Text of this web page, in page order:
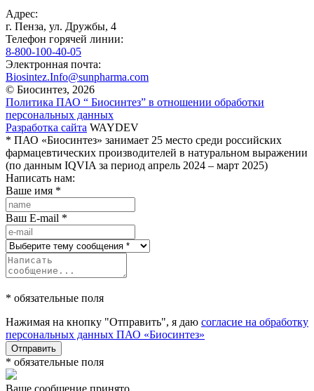
Адрес:
г. Пенза, ул. Дружбы, 4
Телефон горячей линии:
8-800-100-40-05
Электронная почта:
Biosintez.Info@sunpharma.com
© Биосинтез, 2026
Политика ПАО “ Биосинтез” в отношении обработки
персональных данных
Разработка сайта WAYDEV
* ПАО «Биосинтез» занимает 25 место среди российских
фармацевтических производителей в натуральном выражении
(по данным IQVIA за период апрель 2024 – март 2025)
Написать нам:
Ваше имя *
Ваш E-mail *
* обязательные поля
Нажимая на кнопку "Отправить", я даю согласие на обработку
персональных данных ПАО «Биосинтез»
Отправить
* обязательные поля
Ваше сообщение принято